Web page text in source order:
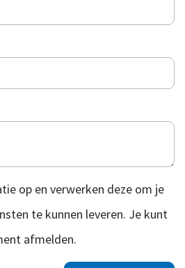
op en verwerken deze om je
te kunnen leveren. Je kunt
afmelden.